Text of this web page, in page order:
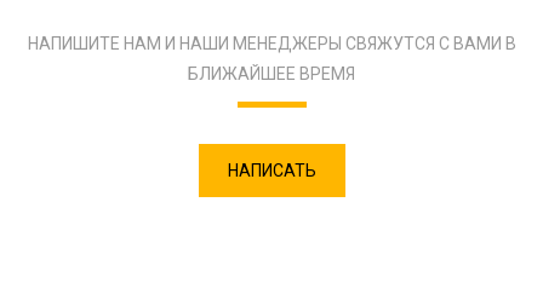
НАПИШИТЕ НАМ И НАШИ МЕНЕДЖЕРЫ СВЯЖУТСЯ С ВАМИ В
БЛИЖАЙШЕЕ ВРЕМЯ
НАПИСАТЬ